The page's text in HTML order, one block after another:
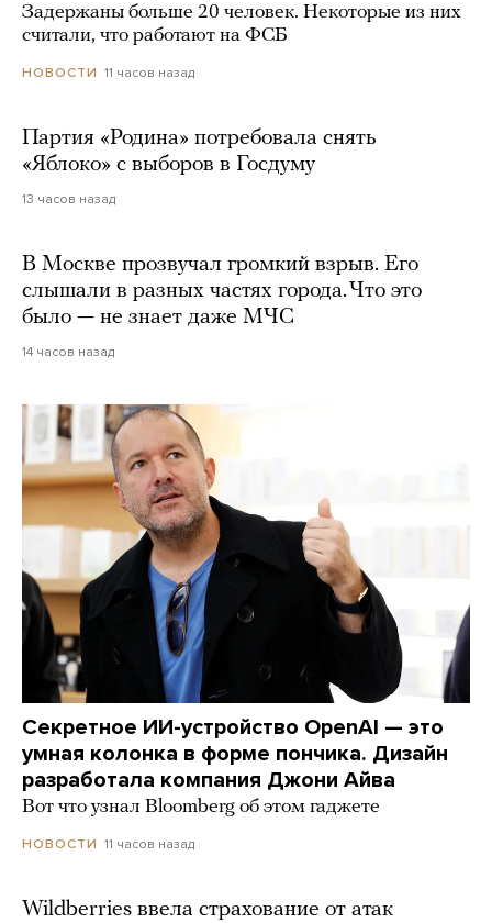
Задержаны больше 20 человек. Некоторые из них
считали, что работают на ФСБ
НОВОСТИ 11 часов назад
Партия «Родина» потребовала снять
«Яблоко» с выборов в Госдуму
13 часов назад
В Москве прозвучал громкий взрыв. Его
слышали в разных частях города. Что это
было — не знает даже МЧС
14 часов назад
Секретное ИИ-устройство OpenAI — это
умная колонка в форме пончика. Дизайн
разработала компания Джони Айва
Вот что узнал Bloomberg об этом гаджете
НОВОСТИ 11 часов назад
Wildberries ввела страхование от атак